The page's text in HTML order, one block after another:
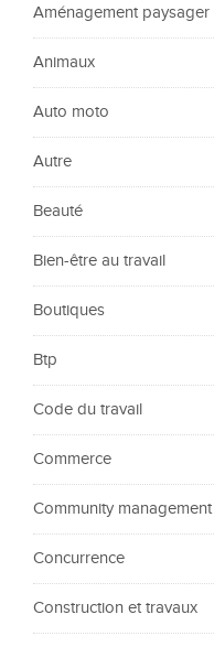
Aménagement paysager
Animaux
Auto moto
Autre
Beauté
Bien-être au travail
Boutiques
Btp
Code du travail
Commerce
Community management
Concurrence
Construction et travaux